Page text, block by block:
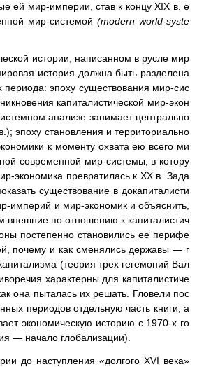
ей мир-империи, став к концу XIX в. е
мир-системой (modern world-syste
истории, написанном в русле мир
история должна быть разделена
периода: эпоху существования мир-сис
капиталистической мир-экон
анализе занимает центрально
эпоху становления и территориально
к моменту охвата ею всего ми
современной мир-системы, в котору
экономика превратилась к XX в. Зада
существование в докапиталисти
империй и мир-экономик и объяснить,
внешние по отношению к капиталистич
постепенно становились ее перифе
почему и как сменялись державы — г
(теория трех гегемоний Вал
характерны для капиталистиче
она пыталась их решать. Гловели пос
периодов отдельную часть книги, а
экономическую историю с 1970-х го
— начало глобализации).
до наступления «долгого XVI века»